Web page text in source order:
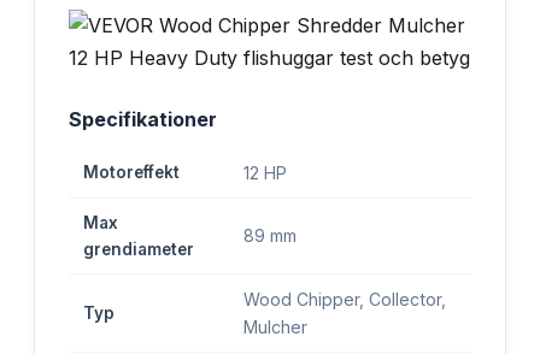
Specifikationer
Motoreffekt 12 HP
Max
grendiameter
89 mm
Typ
Wood Chipper, Collector,
Mulcher